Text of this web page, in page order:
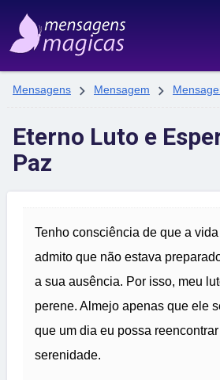
Mensagens  Mensagem 
Eterno Luto e
Paz
Tenho consciência de que a
admito que não estava
a sua ausência. Por isso, meu
perene. Almejo apenas que ele
que um dia eu possa
serenidade.